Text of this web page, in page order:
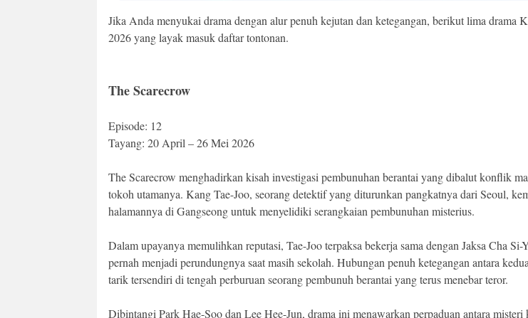
Jika Anda menyukai drama dengan alur penuh kejutan dan ketegangan, berikut lima drama
2026 yang layak masuk daftar tontonan.
The Scarecrow
Episode: 12
Tayang: 20 April – 26 Mei 2026
The Scarecrow menghadirkan kisah investigasi pembunuhan berantai yang dibalut konflik
tokoh utamanya. Kang Tae-Joo, seorang detektif yang diturunkan pangkatnya dari Seoul,
halamannya di Gangseong untuk menyelidiki serangkaian pembunuhan misterius.
Dalam upayanya memulihkan reputasi, Tae-Joo terpaksa bekerja sama dengan Jaksa Cha Si-
pernah menjadi perundungnya saat masih sekolah. Hubungan penuh ketegangan antara
tarik tersendiri di tengah perburuan seorang pembunuh berantai yang terus menebar teror.
Dibintangi Park Hae-Soo dan Lee Hee-Jun, drama ini menawarkan perpaduan antara